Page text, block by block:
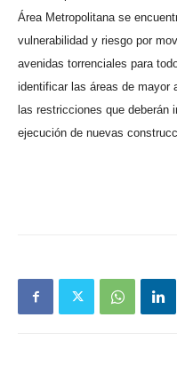
Área Metropolitana se
vulnerabilidad y riesgo por
avenidas torrenciales para
identificar las áreas de mayor
las restricciones que deberán
ejecución de nuevas